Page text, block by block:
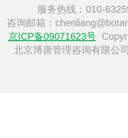
服务热线：010-
咨询邮箱：
京ICP备09071623号
北京博唐管理咨询有限公